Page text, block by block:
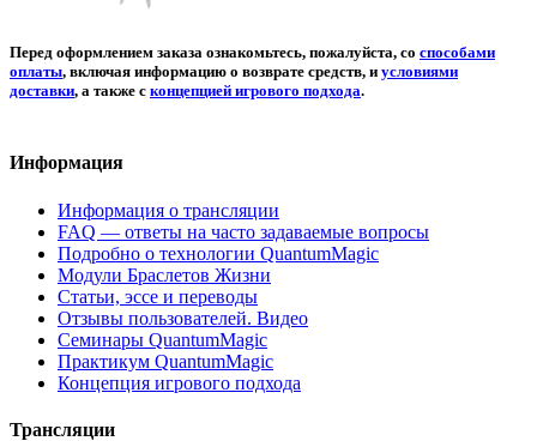
Перед оформлением заказа ознакомьтесь, пожалуйста, со способами
оплаты, включая информацию о возврате средств, и условиями
доставки, а также с концепцией игрового подхода.
Информация
Информация о трансляции
FAQ — ответы на часто задаваемые вопросы
Подробно о технологии QuantumMagic
Модули Браслетов Жизни
Статьи, эссе и переводы
Отзывы пользователей. Видео
Семинары QuantumMagic
Практикум QuantumMagic
Концепция игрового подхода
Трансляции